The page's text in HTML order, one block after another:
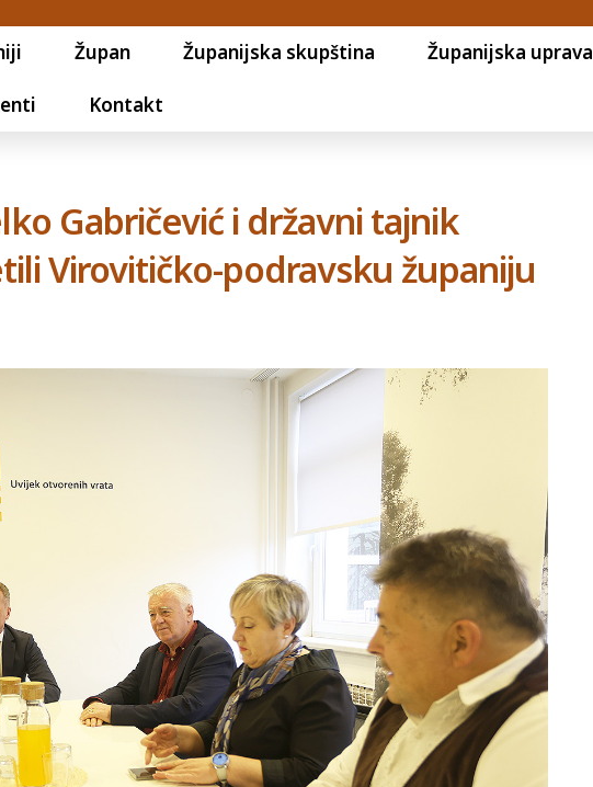
Župan Županijska skupština Županijska uprava
Kontakt
Gabričević i državni tajnik
Virovitičko-podravsku županiju